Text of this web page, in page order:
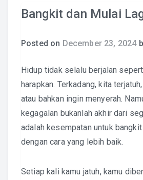
Bangkit dan Mulai
Posted on December 23, 2024
Hidup tidak selalu berjalan
harapkan. Terkadang, kita
atau bahkan ingin menyerah.
kegagalan bukanlah akhir dari
adalah kesempatan untuk
dengan cara yang lebih baik.
Setiap kali kamu jatuh, kamu